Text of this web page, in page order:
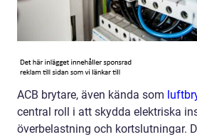
ACB brytare, även kända som
central roll i att skydda elektriska
överbelastning och kortslutningar.